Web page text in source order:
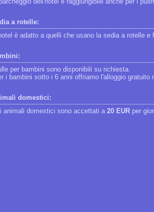
a rotelle:
è adatto a quelli che usano la sedia a rotelle
per bambini sono disponibili su richiesta.
i bambini sotto i 6 anni offriamo l'alloggio gratuito
domestici:
animali domestici sono accettati a 20 EUR per